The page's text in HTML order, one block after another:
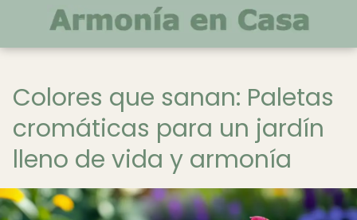
Colores que sanan: Paletas
cromáticas para un jardín
lleno de vida y armonía